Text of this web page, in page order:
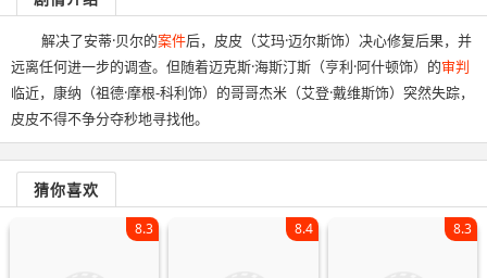
解决了安蒂·贝尔的案件后，皮皮（艾玛·迈尔斯饰）决心修复后果，并
远离任何进一步的调查。但随着迈克斯·海斯汀斯（亨利·阿什顿饰）的审判
临近，康纳（祖德·摩根-科利饰）的哥哥杰米（艾登·戴维斯饰）突然失踪，
皮皮不得不争分夺秒地寻找他。
猜你喜欢
8.3 8.4 8.3